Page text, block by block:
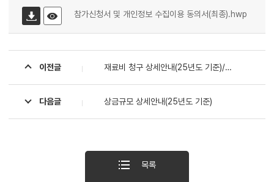
참가신청서 및 개인정보 수집이용 동의서(최종).hwp
이전글 재료비 청구 상세안내(25년도 기준)/ 창작 활동 부문만 해당
다음글 상금규모 상세안내(25년도 기준)
목록